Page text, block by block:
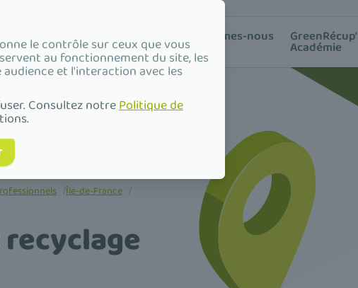
Valorisation des
déchets
Qui sommes-nous
?
GreenRécup'
Académie
/Île-de-France /
le contrôle sur ceux que vous
au fonctionnement du site, les
et l'interaction avec les
Consultez notrePolitique de